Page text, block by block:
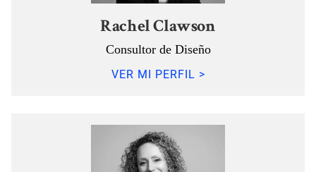
Rachel Clawson
Consultor de Diseño
VER MI PERFIL >